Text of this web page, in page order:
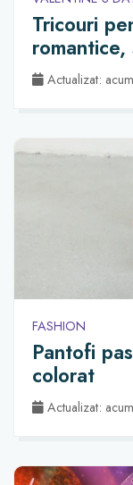
Tricouri
Actualizat:
FASHION
Pantofi
colorat
Actualizat: